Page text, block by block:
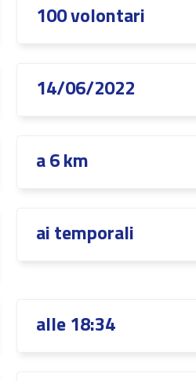
100 volontari
14/06/2022
a 6 km
ai temporali
alle 18:34